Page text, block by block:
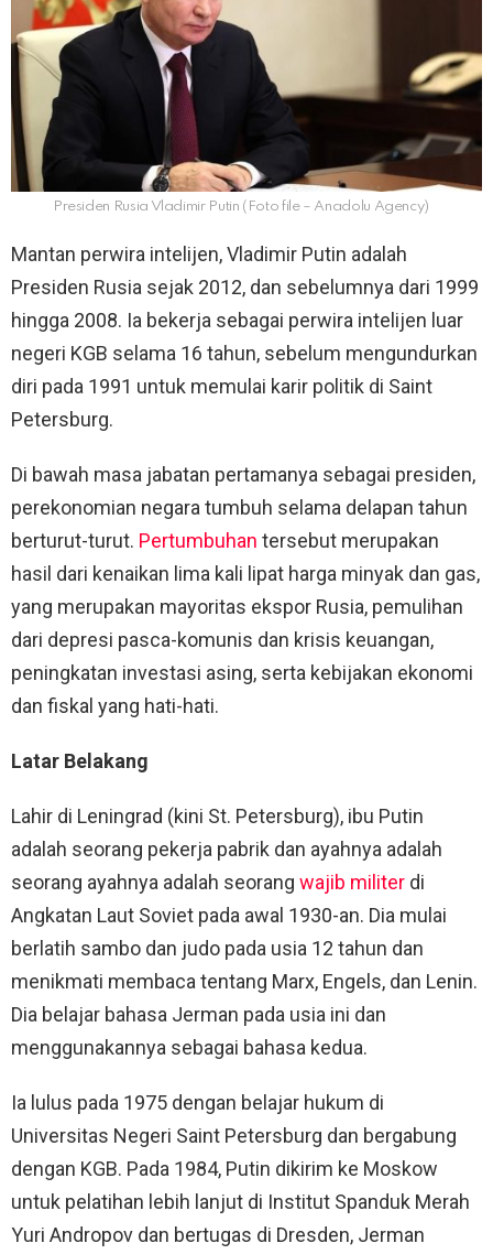
Presiden Rusia Vladimir Putin (Foto file – Anadolu Agency)
Mantan perwira intelijen, Vladimir Putin adalah
Presiden Rusia sejak 2012, dan sebelumnya dari 1999
hingga 2008. Ia bekerja sebagai perwira intelijen luar
negeri KGB selama 16 tahun, sebelum mengundurkan
diri pada 1991 untuk memulai karir politik di Saint
Petersburg.
Di bawah masa jabatan pertamanya sebagai presiden,
perekonomian negara tumbuh selama delapan tahun
berturut-turut. Pertumbuhan tersebut merupakan
hasil dari kenaikan lima kali lipat harga minyak dan gas,
yang merupakan mayoritas ekspor Rusia, pemulihan
dari depresi pasca-komunis dan krisis keuangan,
peningkatan investasi asing, serta kebijakan ekonomi
dan fiskal yang hati-hati.
Latar Belakang
Lahir di Leningrad (kini St. Petersburg), ibu Putin
adalah seorang pekerja pabrik dan ayahnya adalah
seorang ayahnya adalah seorang wajib militer di
Angkatan Laut Soviet pada awal 1930-an. Dia mulai
berlatih sambo dan judo pada usia 12 tahun dan
menikmati membaca tentang Marx, Engels, dan Lenin.
Dia belajar bahasa Jerman pada usia ini dan
menggunakannya sebagai bahasa kedua.
Ia lulus pada 1975 dengan belajar hukum di
Universitas Negeri Saint Petersburg dan bergabung
dengan KGB. Pada 1984, Putin dikirim ke Moskow
untuk pelatihan lebih lanjut di Institut Spanduk Merah
Yuri Andropov dan bertugas di Dresden, Jerman